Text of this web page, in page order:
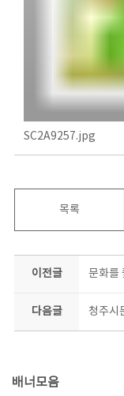
SC2A9257.jpg
목록
이전글
다음글
배너모음